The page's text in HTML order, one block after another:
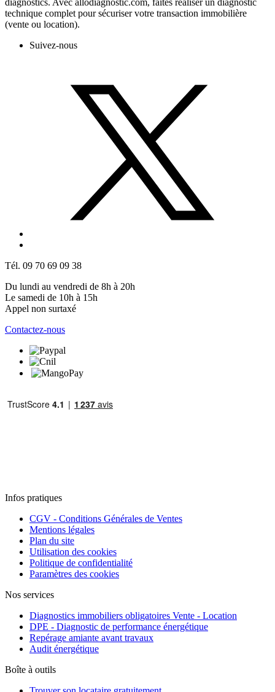
technique complet pour sécuriser votre transaction immobilière
(vente ou location).
Suivez-nous
Tél. 09 70 69 09 38
Du lundi au vendredi de 8h à 20h
Le samedi de 10h à 15h
Appel non surtaxé
Contactez-nous
Infos pratiques
CGV - Conditions Générales de Ventes
Mentions légales
Plan du site
Utilisation des cookies
Politique de confidentialité
Paramètres des cookies
Nos services
Diagnostics immobiliers obligatoires Vente - Location
DPE - Diagnostic de performance énergétique
Repérage amiante avant travaux
Audit énergétique
Boîte à outils